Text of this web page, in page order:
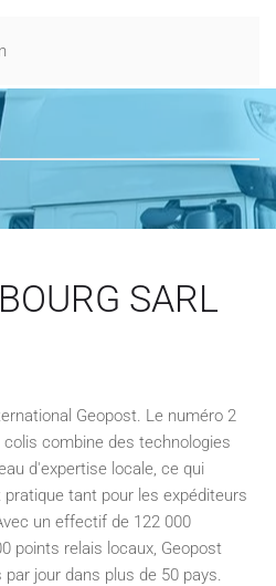
SARL
Geopost. Le numéro 2
combine des technologies
d'expertise locale, ce qui
tant pour les expéditeurs
un effectif de 122 000
points relais locaux, Geopost
jour dans plus de 50 pays.